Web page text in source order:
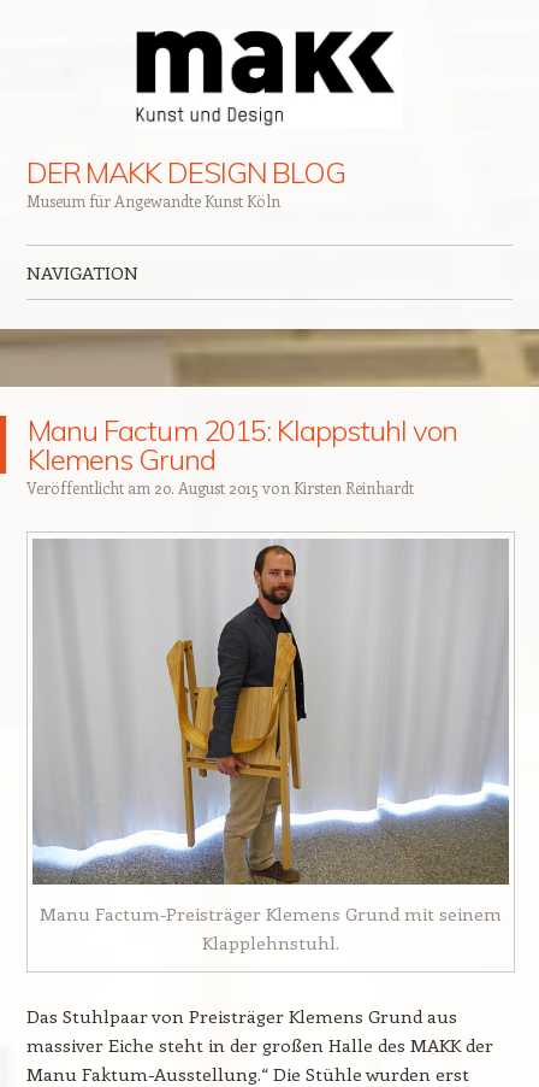
DER MAKK DESIGN BLOG
Museum für Angewandte Kunst Köln
NAVIGATION
Manu Factum 2015: Klappstuhl von
Klemens Grund
Veröffentlicht am 20. August 2015 von Kirsten Reinhardt
Manu Factum-Preisträger Klemens Grund mit seinem
Klapplehnstuhl.
Das Stuhlpaar von Preisträger Klemens Grund aus
massiver Eiche steht in der großen Halle des MAKK der
Manu Faktum-Ausstellung.“ Die Stühle wurden erst